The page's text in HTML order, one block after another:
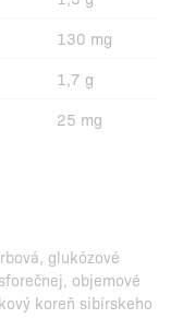
130 mg
1,7 g
25 mg
glukózové
objemové
koreň sibírskeho